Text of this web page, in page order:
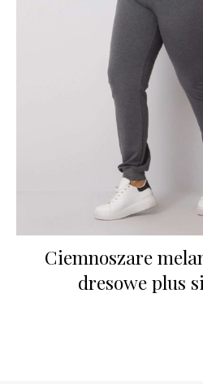
Ciemnoszare
dresowe plus